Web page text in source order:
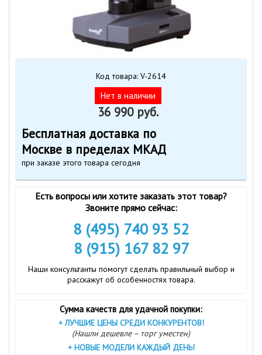
Код товара: V-2614
Нет в наличии
36 990 руб.
Бесплатная доставка по
Москве в пределах МКАД
при заказе этого товара сегодня
Есть вопросы или хотите заказать этот товар?
Звоните прямо сейчас:
8 (495) 740 93 52
8 (915) 167 82 97
Наши консультанты помогут сделать правильный выбор и
расскажут об особенностях товара.
Сумма качеств для удачной покупки:
+ ЛУЧШИЕ ЦЕНЫ СРЕДИ КОНКУРЕНТОВ!
(Нашли дешевле – торг уместен)
+ НОВЫЕ МОДЕЛИ КАЖДЫЙ ДЕНЬ!